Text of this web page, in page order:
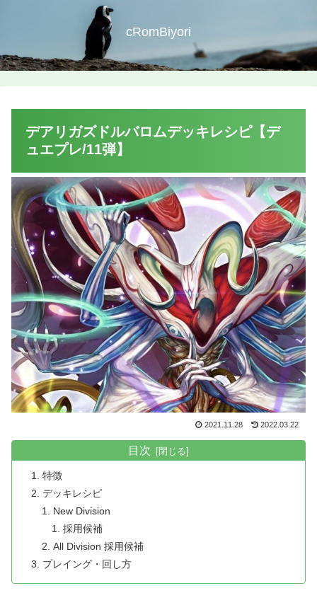
cRomBiyori
デアリガズドルバロムデッキレシピ【デ
ュエプレ/11弾】
2021.11.28 2022.03.22
目次
特徴
デッキレシピ
New Division
採用候補
All Division 採用候補
プレイング・回し方